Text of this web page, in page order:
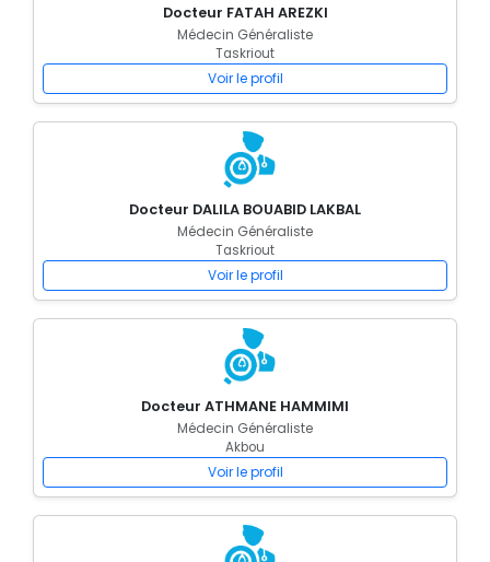
Docteur FATAH AREZKI
Médecin Généraliste
Taskriout
Voir le profil
Docteur DALILA BOUABID LAKBAL
Médecin Généraliste
Taskriout
Voir le profil
Docteur ATHMANE HAMMIMI
Médecin Généraliste
Akbou
Voir le profil